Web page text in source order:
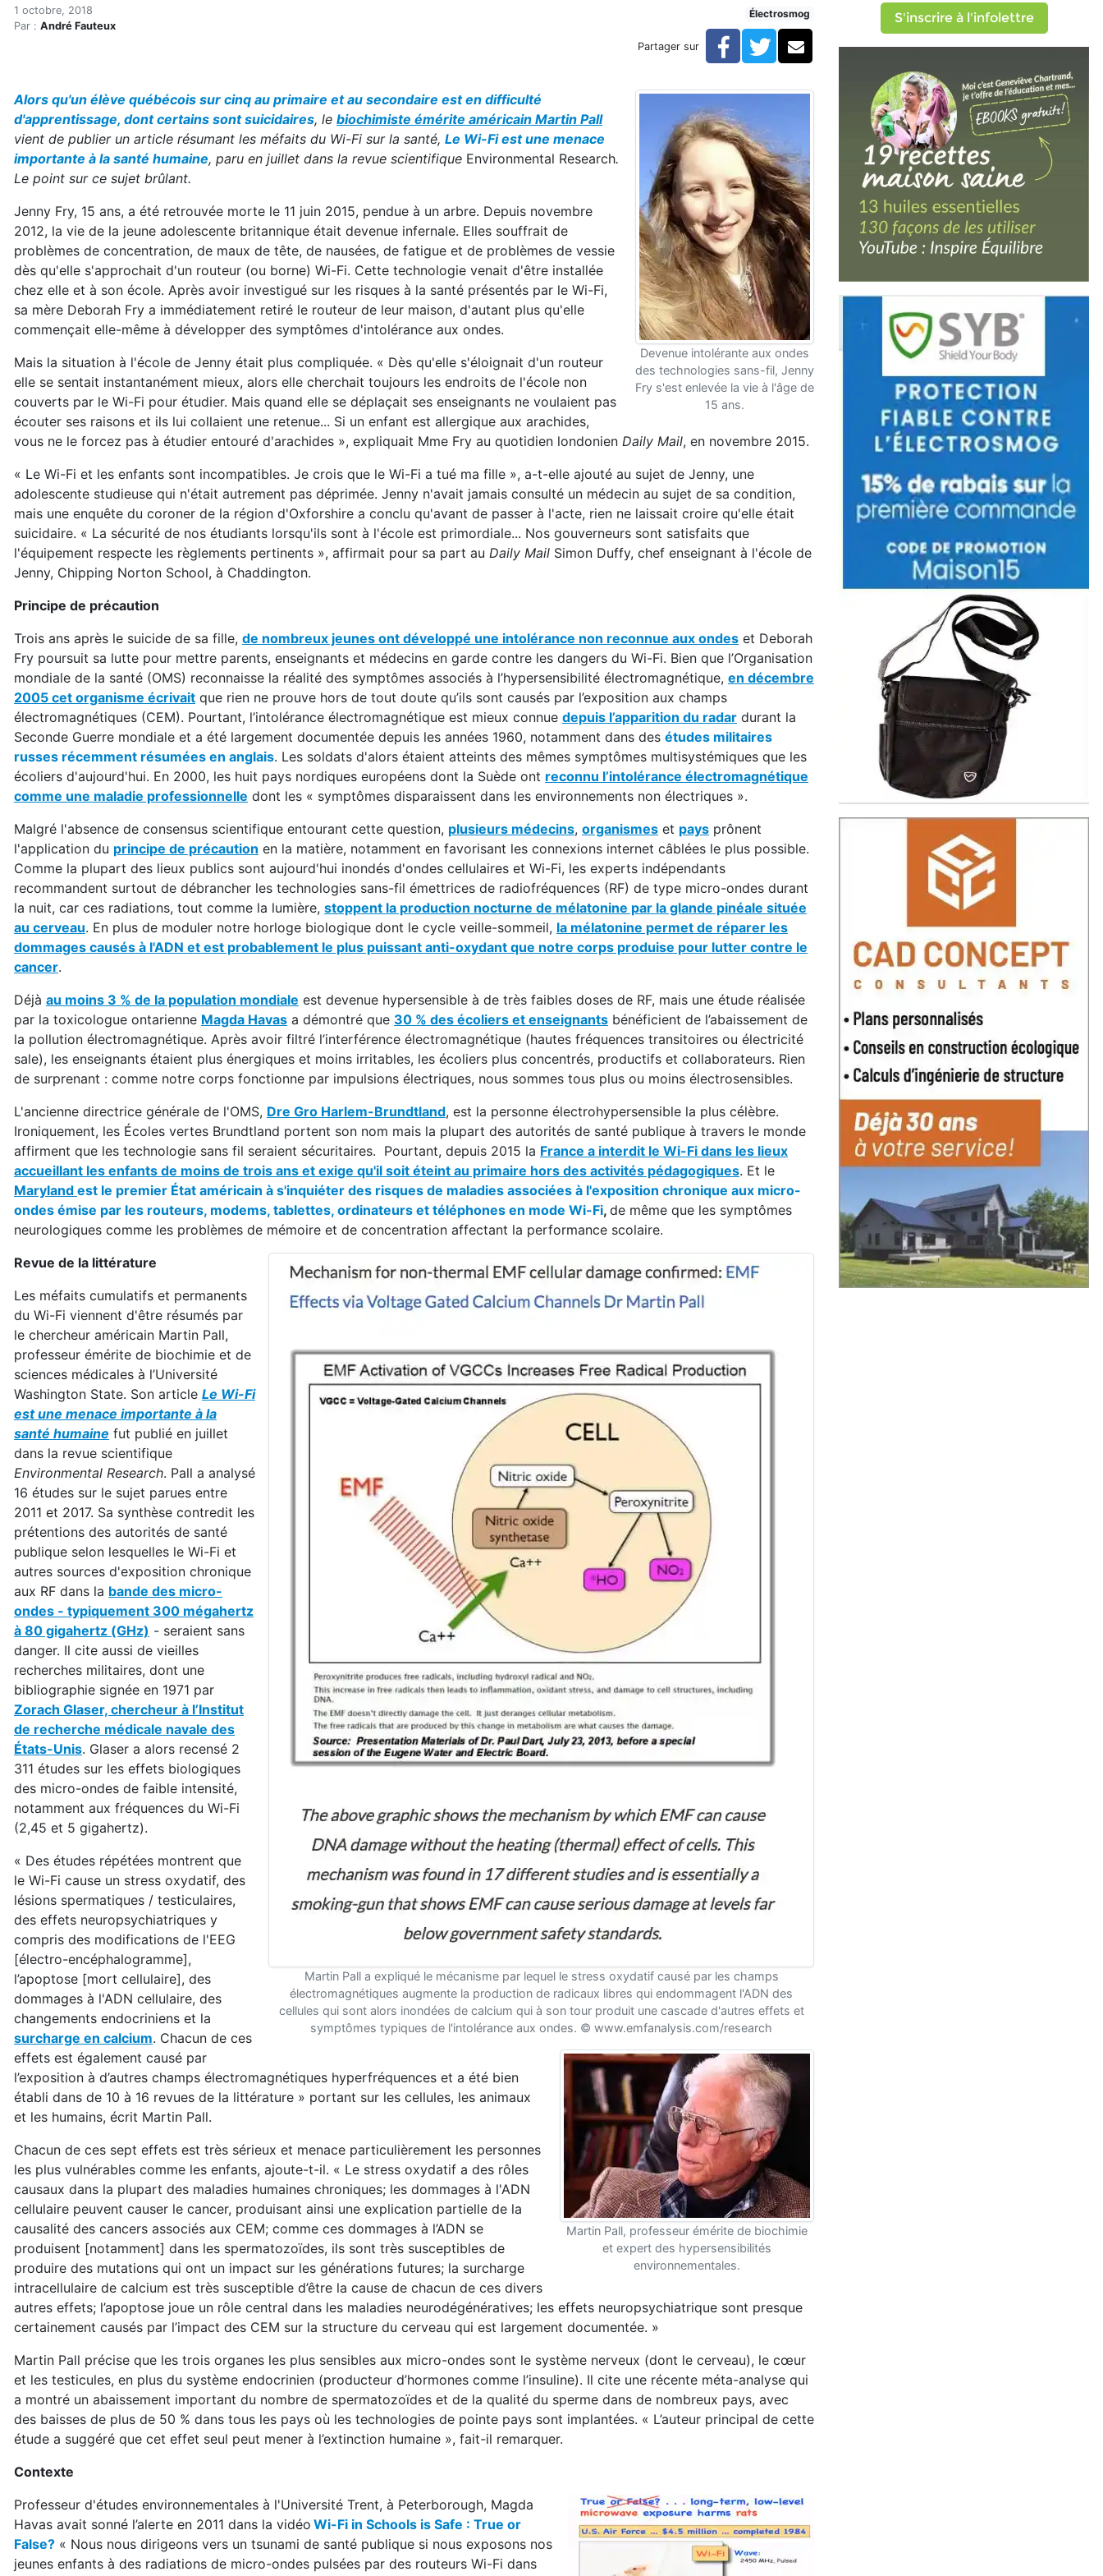
Accueil
Articles
Wi-Fi : une menace importante à la santé humaine
1 octobre, 2018
Par : André Fauteux
Électrosmog
Partager sur Facebook
TwitterCourriel
Devenue intolérante aux ondes
des technologies sans-fil, Jenny
Fry s'est enlevée la vie à l'âge de
15 ans.
Alors qu'un élève québécois sur cinq au primaire et au secondaire est en difficulté
d'apprentissage, dont certains sont suicidaires, le biochimiste émérite américain Martin Pall
vient de publier un article résumant les méfaits du Wi-Fi sur la santé, Le Wi-Fi est une menace
importante à la santé humaine, paru en juillet dans la revue scientifique Environmental Research.
Le point sur ce sujet brûlant.
Jenny Fry, 15 ans, a été retrouvée morte le 11 juin 2015, pendue à un arbre. Depuis novembre
2012, la vie de la jeune adolescente britannique était devenue infernale. Elles souffrait de
problèmes de concentration, de maux de tête, de nausées, de fatigue et de problèmes de vessie
dès qu'elle s'approchait d'un routeur (ou borne) Wi-Fi. Cette technologie venait d'être installée
chez elle et à son école. Après avoir investigué sur les risques à la santé présentés par le Wi-Fi,
sa mère Deborah Fry a immédiatement retiré le routeur de leur maison, d'autant plus qu'elle
commençait elle-même à développer des symptômes d'intolérance aux ondes.
Mais la situation à l'école de Jenny était plus compliquée. « Dès qu'elle s'éloignait d'un routeur
elle se sentait instantanément mieux, alors elle cherchait toujours les endroits de l'école non
couverts par le Wi-Fi pour étudier. Mais quand elle se déplaçait ses enseignants ne voulaient pas
écouter ses raisons et ils lui collaient une retenue... Si un enfant est allergique aux arachides,
vous ne le forcez pas à étudier entouré d'arachides », expliquait Mme Fry au quotidien londonien Daily Mail, en novembre 2015.
« Le Wi-Fi et les enfants sont incompatibles. Je crois que le Wi-Fi a tué ma fille », a-t-elle ajouté au sujet de Jenny, une
adolescente studieuse qui n'était autrement pas déprimée. Jenny n'avait jamais consulté un médecin au sujet de sa condition,
mais une enquête du coroner de la région d'Oxforshire a conclu qu'avant de passer à l'acte, rien ne laissait croire qu'elle était
suicidaire. « La sécurité de nos étudiants lorsqu'ils sont à l'école est primordiale... Nos gouverneurs sont satisfaits que
l'équipement respecte les règlements pertinents », affirmait pour sa part au Daily Mail Simon Duffy, chef enseignant à l'école de
Jenny, Chipping Norton School, à Chaddington.
Principe de précaution
Trois ans après le suicide de sa fille, de nombreux jeunes ont développé une intolérance non reconnue aux ondes et Deborah
Fry poursuit sa lutte pour mettre parents, enseignants et médecins en garde contre les dangers du Wi-Fi. Bien que l’Organisation
mondiale de la santé (OMS) reconnaisse la réalité des symptômes associés à l’hypersensibilité électromagnétique, en décembre
2005 cet organisme écrivait que rien ne prouve hors de tout doute qu’ils sont causés par l’exposition aux champs
électromagnétiques (CEM). Pourtant, l’intolérance électromagnétique est mieux connue depuis l’apparition du radar durant la
Seconde Guerre mondiale et a été largement documentée depuis les années 1960, notamment dans des études militaires
russes récemment résumées en anglais. Les soldats d'alors étaient atteints des mêmes symptômes multisystémiques que les
écoliers d'aujourd'hui. En 2000, les huit pays nordiques européens dont la Suède ont reconnu l’intolérance électromagnétique
comme une maladie professionnelle dont les « symptômes disparaissent dans les environnements non électriques ».
Malgré l'absence de consensus scientifique entourant cette question, plusieurs médecins, organismes et pays prônent
l'application du principe de précaution en la matière, notamment en favorisant les connexions internet câblées le plus possible.
Comme la plupart des lieux publics sont aujourd'hui inondés d'ondes cellulaires et Wi-Fi, les experts indépendants
recommandent surtout de débrancher les technologies sans-fil émettrices de radiofréquences (RF) de type micro-ondes durant
la nuit, car ces radiations, tout comme la lumière, stoppent la production nocturne de mélatonine par la glande pinéale située
au cerveau. En plus de moduler notre horloge biologique dont le cycle veille-sommeil, la mélatonine permet de réparer les
dommages causés à l'ADN et est probablement le plus puissant anti-oxydant que notre corps produise pour lutter contre le
cancer.
Déjà au moins 3 % de la population mondiale est devenue hypersensible à de très faibles doses de RF, mais une étude réalisée
par la toxicologue ontarienne Magda Havas a démontré que 30 % des écoliers et enseignants bénéficient de l’abaissement de
la pollution électromagnétique. Après avoir filtré l’interférence électromagnétique (hautes fréquences transitoires ou électricité
sale), les enseignants étaient plus énergiques et moins irritables, les écoliers plus concentrés, productifs et collaborateurs. Rien
de surprenant : comme notre corps fonctionne par impulsions électriques, nous sommes tous plus ou moins électrosensibles.
L'ancienne directrice générale de l'OMS, Dre Gro Harlem-Brundtland, est la personne électrohypersensible la plus célèbre.
Ironiquement, les Écoles vertes Brundtland portent son nom mais la plupart des autorités de santé publique à travers le monde
affirment que les technologie sans fil seraient sécuritaires. Pourtant, depuis 2015 la France a interdit le Wi-Fi dans les lieux
accueillant les enfants de moins de trois ans et exige qu'il soit éteint au primaire hors des activités pédagogiques. Et le
Maryland est le premier État américain à s'inquiéter des risques de maladies associées à l'exposition chronique aux micro-
ondes émise par les routeurs, modems, tablettes, ordinateurs et téléphones en mode Wi-Fi, de même que les symptômes
neurologiques comme les problèmes de mémoire et de concentration affectant la performance scolaire.
Martin Pall a expliqué le mécanisme par lequel le stress oxydatif causé par les champs
électromagnétiques augmente la production de radicaux libres qui endommagent l'ADN des
cellules qui sont alors inondées de calcium qui à son tour produit une cascade d'autres effets et
symptômes typiques de l'intolérance aux ondes. © www.emfanalysis.com/research
Revue de la littérature
Les méfaits cumulatifs et permanents
du Wi-Fi viennent d'être résumés par
le chercheur américain Martin Pall,
professeur émérite de biochimie et de
sciences médicales à l’Université
Washington State. Son article Le Wi-Fi
est une menace importante à la
santé humaine fut publié en juillet
dans la revue scientifique
Environmental Research. Pall a analysé
16 études sur le sujet parues entre
2011 et 2017. Sa synthèse contredit les
prétentions des autorités de santé
publique selon lesquelles le Wi-Fi et
autres sources d'exposition chronique
aux RF dans la bande des micro-
ondes - typiquement 300 mégahertz
à 80 gigahertz (GHz) - seraient sans
danger. Il cite aussi de vieilles
recherches militaires, dont une
bibliographie signée en 1971 par
Zorach Glaser, chercheur à l’Institut
de recherche médicale navale des
États-Unis. Glaser a alors recensé 2
311 études sur les effets biologiques
des micro-ondes de faible intensité,
notamment aux fréquences du Wi-Fi
(2,45 et 5 gigahertz).
Martin Pall, professeur émérite de biochimie
et expert des hypersensibilités
environnementales.
« Des études répétées montrent que
le Wi-Fi cause un stress oxydatif, des
lésions spermatiques / testiculaires,
des effets neuropsychiatriques y
compris des modifications de l'EEG
[électro-encéphalogramme],
l’apoptose [mort cellulaire], des
dommages à l'ADN cellulaire, des
changements endocriniens et la
surcharge en calcium. Chacun de ces
effets est également causé par
l’exposition à d’autres champs électromagnétiques hyperfréquences et a été bien
établi dans de 10 à 16 revues de la littérature » portant sur les cellules, les animaux
et les humains, écrit Martin Pall.
Chacun de ces sept effets est très sérieux et menace particulièrement les personnes
les plus vulnérables comme les enfants, ajoute-t-il. « Le stress oxydatif a des rôles
causaux dans la plupart des maladies humaines chroniques; les dommages à l'ADN
cellulaire peuvent causer le cancer, produisant ainsi une explication partielle de la
causalité des cancers associés aux CEM; comme ces dommages à l’ADN se
produisent [notamment] dans les spermatozoïdes, ils sont très susceptibles de
produire des mutations qui ont un impact sur les générations futures; la surcharge
intracellulaire de calcium est très susceptible d’être la cause de chacun de ces divers
autres effets; l’apoptose joue un rôle central dans les maladies neurodégénératives; les effets neuropsychiatrique sont presque
certainement causés par l’impact des CEM sur la structure du cerveau qui est largement documentée. »
Martin Pall précise que les trois organes les plus sensibles aux micro-ondes sont le système nerveux (dont le cerveau), le cœur
et les testicules, en plus du système endocrinien (producteur d’hormones comme l’insuline). Il cite une récente méta-analyse qui
a montré un abaissement important du nombre de spermatozoïdes et de la qualité du sperme dans de nombreux pays, avec
des baisses de plus de 50 % dans tous les pays où les technologies de pointe pays sont implantées. « L’auteur principal de cette
étude a suggéré que cet effet seul peut mener à l’extinction humaine », fait-il remarquer.
Contexte
Professeur d'études environnementales à l'Université Trent, à Peterborough, Magda
Havas avait sonné l’alerte en 2011 dans la vidéo Wi-Fi in Schools is Safe : True or
False? « Nous nous dirigeons vers un tsunami de santé publique si nous exposons nos
jeunes enfants à des radiations de micro-ondes pulsées par des routeurs Wi-Fi dans
S'inscrire à l'infolettre